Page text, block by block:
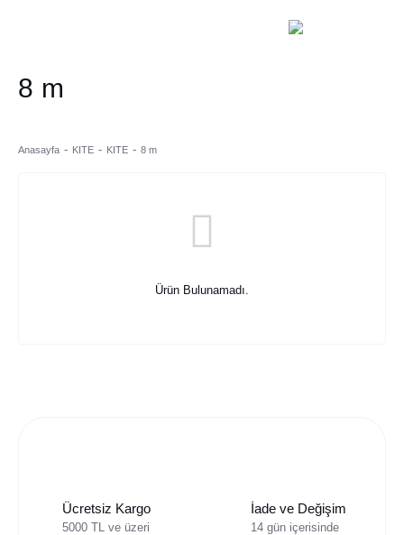
8 m
Anasayfa KITE KITE 8 m
Ürün Bulunamadı.
Ücretsiz Kargo
5000 TL ve üzeri
İade ve Değişim
14 gün içerisinde